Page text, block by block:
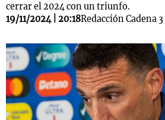
cerrar el 2024 con un triunfo.
19/11/2024 | 20:18Redacción Cadena 3